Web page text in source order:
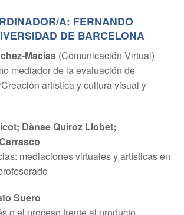
A: FERNANDO
DE BARCELONA
Macías (Comunicación Virtual)
mediador de la evaluación de
artística y cultura visual y
Dànae Quiroz Llobet;
mediaciones virtuales y artísticas en
Suero